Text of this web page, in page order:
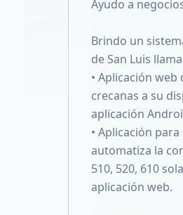
Ayudo a
Brindo un
de San Luis
• Aplicación
crecanas a su
aplicación
• Aplicación
automatiza la
510, 520, 610
aplicación web.